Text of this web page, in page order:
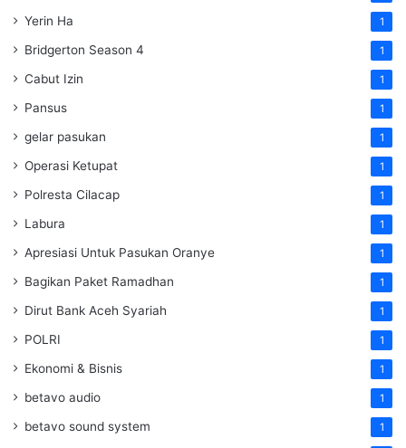
Yerin Ha 1
Bridgerton Season 4 1
Cabut Izin 1
Pansus 1
gelar pasukan 1
Operasi Ketupat 1
Polresta Cilacap 1
Labura 1
Apresiasi Untuk Pasukan Oranye 1
Bagikan Paket Ramadhan 1
Dirut Bank Aceh Syariah 1
POLRI 1
Ekonomi & Bisnis 1
betavo audio 1
betavo sound system 1